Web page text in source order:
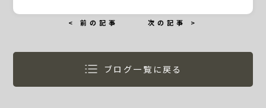
< 前の記事 次の記事 >
ブログ一覧に戻る